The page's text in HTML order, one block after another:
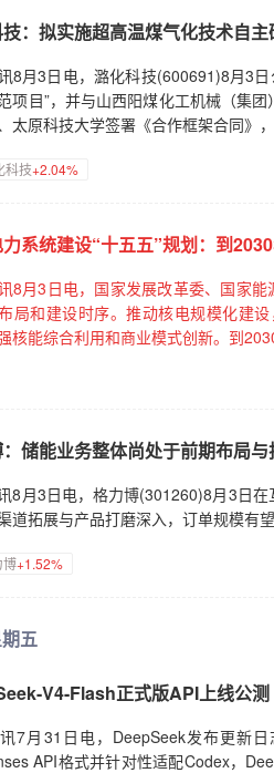
：拟实施超高温煤气化技术自
8月3日电，潞化科技(600691)8月3
项目”，并与山西阳煤化工机械（集
太原科技大学签署《合作框架合同》
科技+2.04%
系统建设“十五五”规划：到
8月3日电，国家发展改革委、国家
局和建设时序。推动核电规模化建
核能综合利用和商业模式创新。到
储能业务整体尚处于前期布局
8月3日电，格力博(301260)8月3日
道拓展与产品打磨深入，订单规模有
博+1.52%
五
V4-Flash正式版API上线公
7月31日电，DeepSeek发布更新
API格式并针对性适配Codex，